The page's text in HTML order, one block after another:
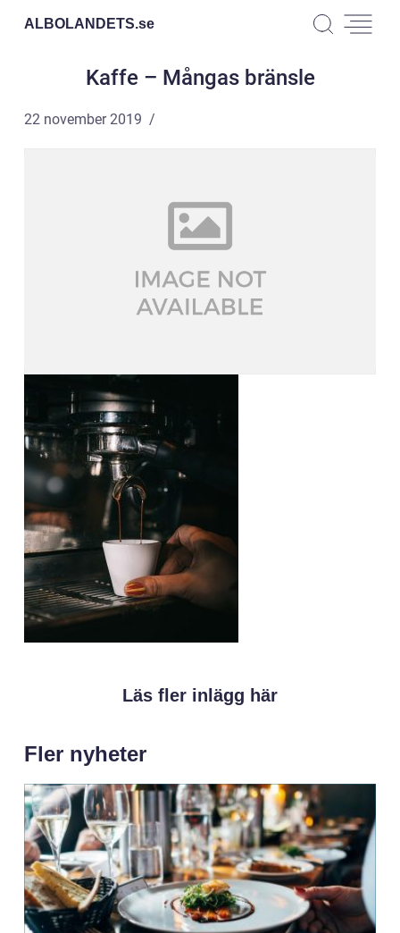
ALBOLANDETS.se
Kaffe – Mångas bränsle
22 november 2019
Läs fler inlägg här
Fler nyheter